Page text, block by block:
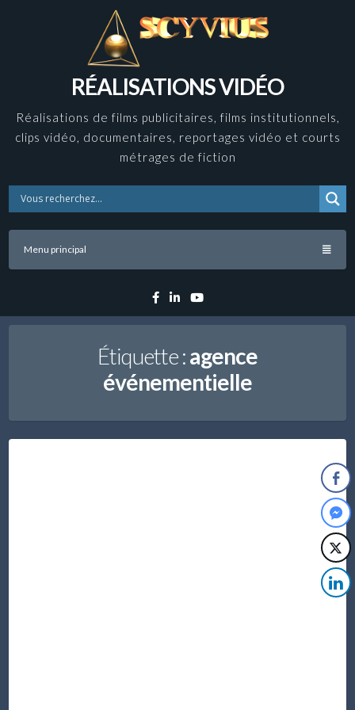
RÉALISATIONS VIDÉO
Réalisations de films publicitaires, films institutionnels,
clips vidéo, documentaires, reportages vidéo et courts
métrages de fiction
Menu principal
Facebook
LinkedinYouTube
Étiquette :agence
événementielle